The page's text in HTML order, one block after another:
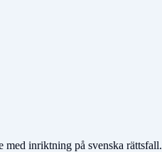
med inriktning på svenska rättsfall.